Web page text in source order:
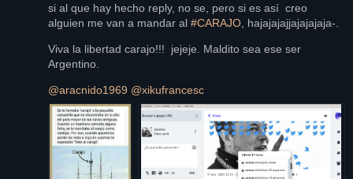
si al que hay hecho reply, no se, pero si es así  creo
alguien me van a mandar al #CARAJO , hajajajajjajajajaja-.
Viva la libertad carajo!!!  jejeje. Maldito sea ese ser
Argentino.
@aracnido1969 @xikufrancesc